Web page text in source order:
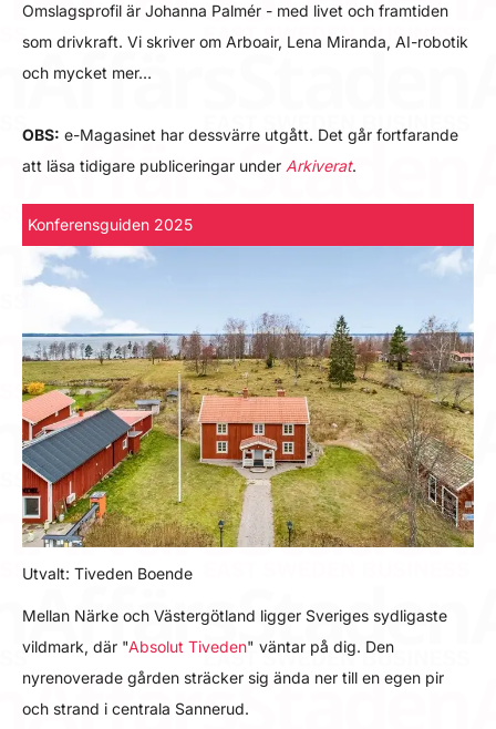
Omslagsprofil är Johanna Palmér - med livet och framtiden
som drivkraft. Vi skriver om Arboair, Lena Miranda, AI-robotik
och mycket mer…
OBS: e-Magasinet har dessvärre utgått. Det går fortfarande
att läsa tidigare publiceringar under Arkiverat.
Konferensguiden 2025
Utvalt: Tiveden Boende
Mellan Närke och Västergötland ligger Sveriges sydligaste
vildmark, där "Absolut Tiveden" väntar på dig. Den
nyrenoverade gården sträcker sig ända ner till en egen pir
och strand i centrala Sannerud.